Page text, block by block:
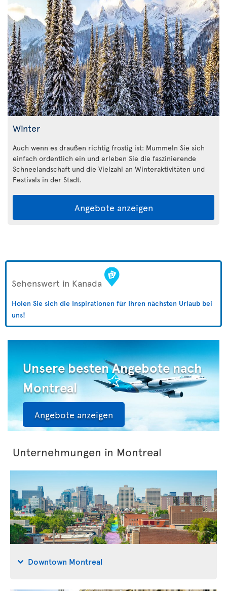
Winter
Auch wenn es draußen richtig frostig ist: Mummeln Sie sich
einfach ordentlich ein und erleben Sie die faszinierende
Schneelandschaft und die Vielzahl an Winteraktivitäten und
Festivals in der Stadt.
Angebote anzeigen
Sehenswert in Kanada
Holen Sie sich die Inspirationen für Ihren nächsten Urlaub bei
uns!
Unsere besten Angebote nach
Montreal
Angebote anzeigen
Unternehmungen in Montreal
Downtown Montreal